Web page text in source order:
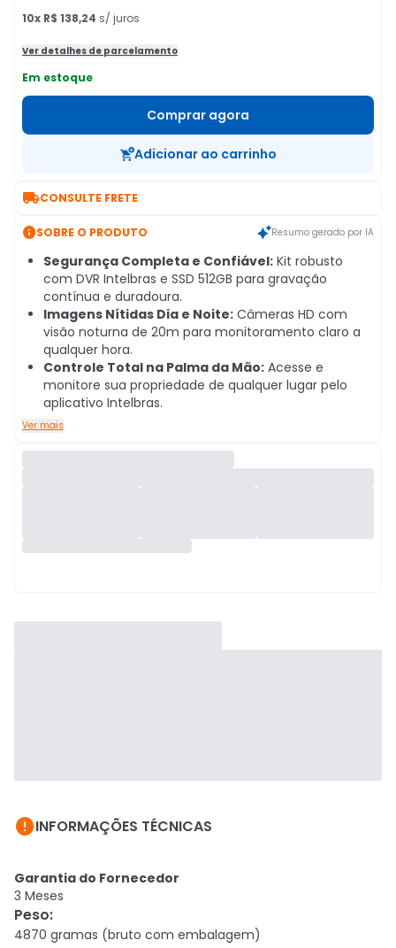
10x R$ 138,24 s/ juros
Ver detalhes de parcelamento
Em estoque
Comprar agora
Adicionar ao carrinho
CONSULTE FRETE
SOBRE O PRODUTO Resumo gerado por IA
Segurança Completa e Confiável: Kit robusto
com DVR Intelbras e SSD 512GB para gravação
contínua e duradoura.
Imagens Nítidas Dia e Noite: Câmeras HD com
visão noturna de 20m para monitoramento claro a
qualquer hora.
Controle Total na Palma da Mão: Acesse e
monitore sua propriedade de qualquer lugar pelo
aplicativo Intelbras.
Ver mais
INFORMAÇÕES TÉCNICAS
Garantia do Fornecedor
3 Meses
Peso:
4870 gramas (bruto com embalagem)